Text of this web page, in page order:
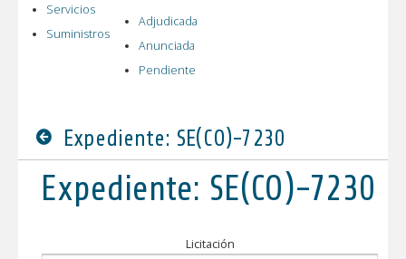
Servicios
Suministros
Adjudicada
Anunciada
Pendiente
Expediente: SE(CO)-7230
Expediente: SE(CO)-7230
Licitación